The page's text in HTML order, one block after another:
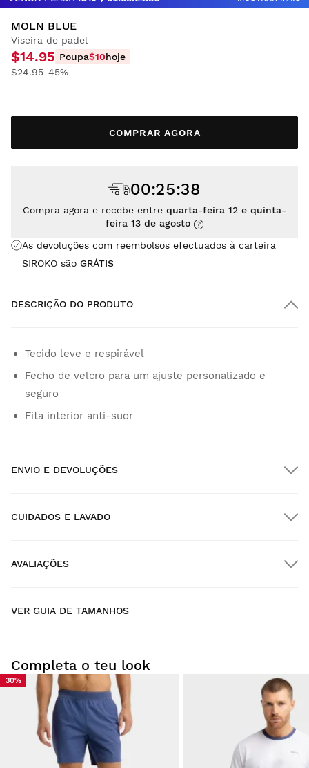
MOLN BLUE
Viseira de padel
$14.95 Poupa$10hoje
$24.95-45%
COMPRAR AGORA
As devoluções com reembolsos efectuados à carteira
SIROKO são GRÁTIS
00:25:37
Compra agora e recebe entre quarta-feira 12 e quinta-
feira 13 de agosto
DESCRIÇÃO DO PRODUTO
Tecido leve e respirável
Fecho de velcro para um ajuste personalizado e
seguro
Fita interior anti-suor
ENVIO E DEVOLUÇÕES
Entrega no domicílio a partir de $300.00
Experimente os nossos artigos confortavelmente em sua
casa. Tem 30 dias desde a entrega para iniciar uma
devolução.
A partir da sua conta de utilizador, pode devolver de forma
CUIDADOS E LAVADO
AVALIAÇÕES
VER GUIA DE TAMANHOS
Completa o teu look
30%